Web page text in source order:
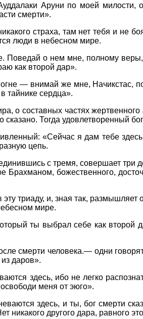
Аруни по моей милости,
смерти».
страха, там нет тебя и не
люди в небесном мире.
Поведай о нем мне, полному
как второй дар».
— внимай же мне, Начикстас,
тайнике сердца».
о составных частях
Тогда удовлетворенный
«Сейчас я дам тебе
цепь.
с тремя, совершает три
божественного,
триаду, и, зная так, размышляет
мире.
ты выбрал себе как второй
смерти человека.— одни
даров».
здесь, ибо не легко
меня от эюго».
здесь, и ты, бог смерти
никакого другого дара, равного